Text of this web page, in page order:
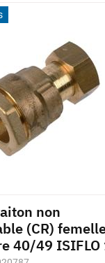
non
(CR)
40/49 ISIFLO
60 ml